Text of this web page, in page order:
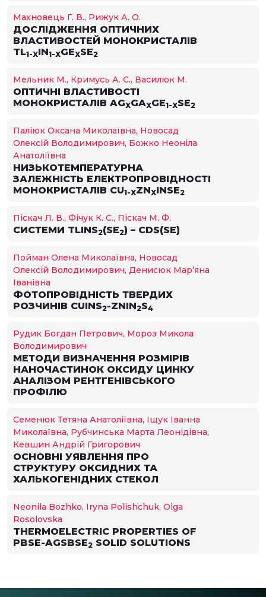
Махновець Г. В., Рижук А. О.
ДОСЛІДЖЕННЯ ОПТИЧНИХ
ВЛАСТИВОСТЕЙ МОНОКРИСТАЛІВ
TL1-XIN1-XGEXSE2
Мельник М., Кримусь А. С., Василюк М.
ОПТИЧНІ ВЛАСТИВОСТІ
МОНОКРИСТАЛІВ AGXGAXGE1-XSE2
Паліюк Оксана Миколаївна, Новосад
Олексій Володимирович, Божко Неоніла
Анатоліївна
НИЗЬКОТЕМПЕРАТУРНА
ЗАЛЕЖНІСТЬ ЕЛЕКТРОПРОВІДНОСТІ
МОНОКРИСТАЛІВ CU1-XZNXINSE2
Піскач Л. В., Фічук К. С., Піскач М. Ф.
СИСТЕМИ TLINS2(SE2) – CDS(SE)
Пойман Олена Миколаївна, Новосад
Олексій Володимирович, Денисюк Мар’яна
Іванівна
ФОТОПРОВІДНІСТЬ ТВЕРДИХ
РОЗЧИНІВ CUINS2-ZNIN2S4
Рудик Богдан Петрович, Мороз Микола
Володимирович
МЕТОДИ ВИЗНАЧЕННЯ РОЗМІРІВ
НАНОЧАСТИНОК ОКСИДУ ЦИНКУ
АНАЛІЗОМ РЕНТГЕНІВСЬКОГО
ПРОФІЛЮ
Семенюк Тетяна Анатоліївна, Іщук Іванна
Миколаївна, Рубчинська Марта Леонідівна,
Кевшин Андрій Григорович
ОСНОВНІ УЯВЛЕННЯ ПРО
СТРУКТУРУ ОКСИДНИХ ТА
ХАЛЬКОГЕНІДНИХ СТЕКОЛ
Neonila Bozhko, Iryna Polishchuk, Olga
Rosolovska
THERMOELECTRIC PROPERTIES OF
PBSE-AGSBSE2 SOLID SOLUTIONS